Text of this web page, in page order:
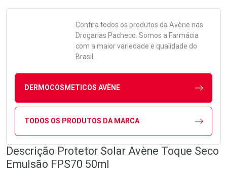
Confira todos os produtos da Avène nas
Drogarias Pacheco. Somos a Farmácia
com a maior variedade e qualidade do
Brasil.
DERMOCOSMETICOS AVÈNE
TODOS OS PRODUTOS DA MARCA
Descrição Protetor Solar Avène Toque Seco
Emulsão FPS70 50ml